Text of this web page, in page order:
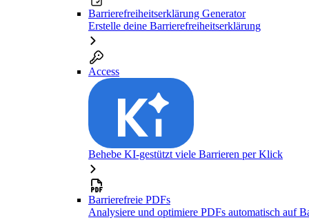
Barrierefreiheitserklärung Generator
Erstelle deine Barrierefreiheitserklärung
Access
Behebe KI-gestützt viele Barrieren per Klick
Barrierefreie PDFs
Analysiere und optimiere PDFs automatisch auf